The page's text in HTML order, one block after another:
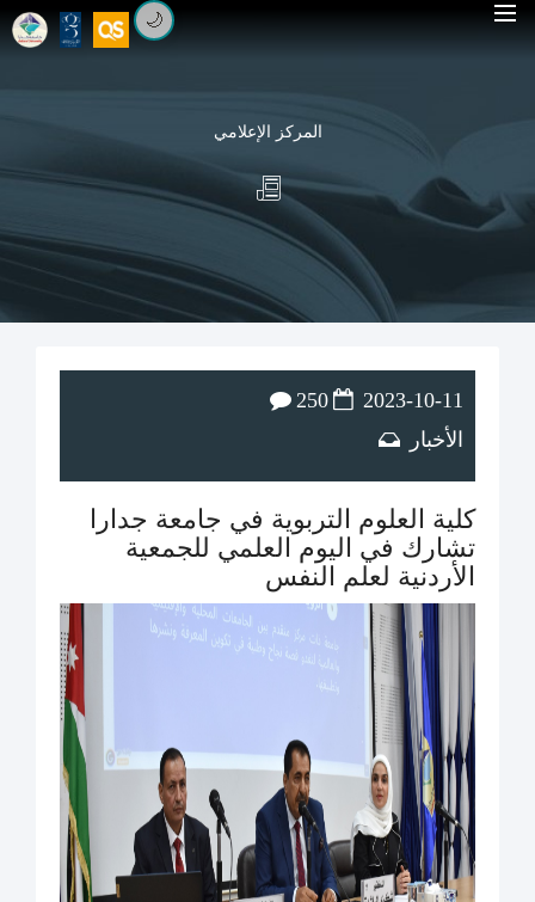
🌙
المركز الإعلامي
2023-10-11
الأخبار
250
كلية العلوم التربوية في جامعة جدارا
تشارك في اليوم العلمي للجمعية
الأردنية لعلم النفس